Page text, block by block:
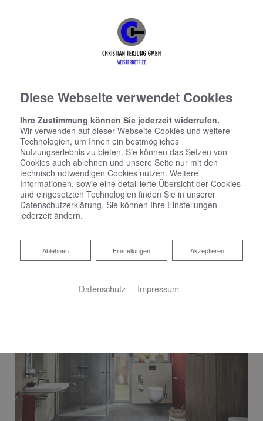
BARRIEREFREIHEIT – BÄDER MIT SYSTEM
Diese Webseite verwendet Cookies
Ihre Zustimmung können Sie jederzeit widerrufen.
Wir verwenden auf dieser Webseite Cookies und weitere
Technologien, um Ihnen ein bestmögliches
Nutzungserlebnis zu bieten. Sie können das Setzen von
Cookies auch ablehnen und unsere Seite nur mit den
technisch notwendigen Cookies nutzen. Weitere
Informationen, sowie eine detaillierte Übersicht der Cookies
und eingesetzten Technologien finden Sie in unserer
Datenschutzerklärung. Sie können Ihre Einstellungen
jederzeit ändern.
Akzeptieren
Einstellungen
Ablehnen
Ablehnen
Datenschutz Impressum